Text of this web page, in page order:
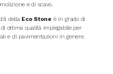
e di scavo.
della Eco Stone è in grado di
ottima qualità impiegabile per
e di pavimentazioni in genere.